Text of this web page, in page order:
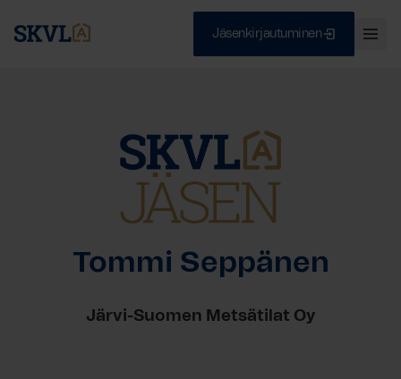
Jäsenkirjautuminen
Tommi Seppänen
Järvi-Suomen Metsätilat Oy